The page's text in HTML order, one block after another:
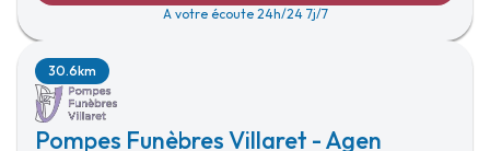
A votre écoute 24h/24 7j/7
Pompes Funèbres Villaret - Agen
30.6km